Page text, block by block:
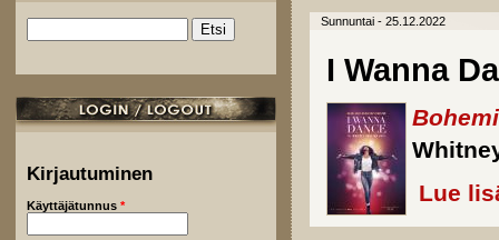
Hakulomake
Kirjautuminen
Käyttäjätunnus *
Sunnuntai - 25.12.2022
I Wanna
Lue